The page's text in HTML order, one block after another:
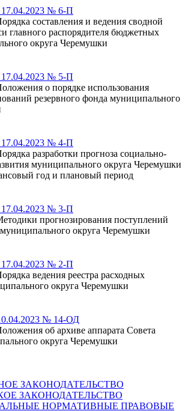
17.04.2023 № 6-П
составления и ведения сводной
главного распорядителя бюджетных
округа Черемушки
17.04.2023 № 5-П
о порядке использования
резервного фонда муниципального
17.04.2023 № 4-П
разработки прогноза социально-
муниципального округа Черемушки
год и плановый период
17.04.2023 № 3-П
прогнозирования поступлений
округа Черемушки
17.04.2023 № 2-П
ведения реестра расходных
округа Черемушки
№ 14-ОД
об архиве аппарата Совета
округа Черемушки
ЗАКОНОДАТЕЛЬСТВО
ЗАКОНОДАТЕЛЬСТВО
НОРМАТИВНЫЕ ПРАВОВЫЕ